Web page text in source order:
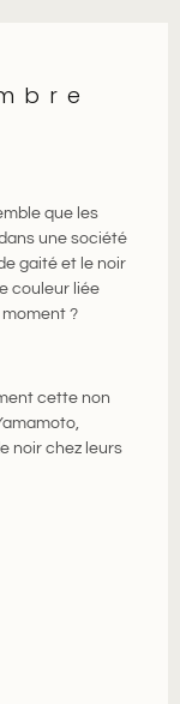
que les
une société
gaité et le noir
couleur liée
?
cette non
,
noir chez leurs